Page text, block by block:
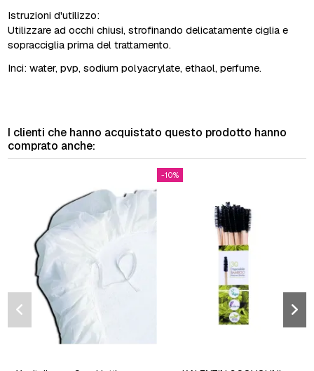
Istruzioni d'utilizzo:
Utilizzare ad occhi chiusi, strofinando delicatamente ciglia e
sopracciglia prima del trattamento.
Inci: water, pvp, sodium polyacrylate, ethaol, perfume.
I clienti che hanno acquistato questo prodotto hanno
comprato anche:
-10%